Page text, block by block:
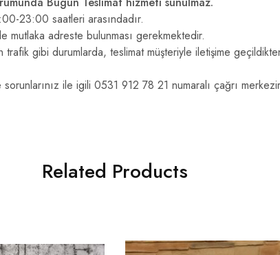
23:00 saatleri arasındadır.
mutlaka adreste bulunması gerekmektedir.
trafik gibi durumlarda, teslimat müşteriyle iletişime
sorunlarınız ile igili 0531 912 78 21 numaralı çağrı
Related Products